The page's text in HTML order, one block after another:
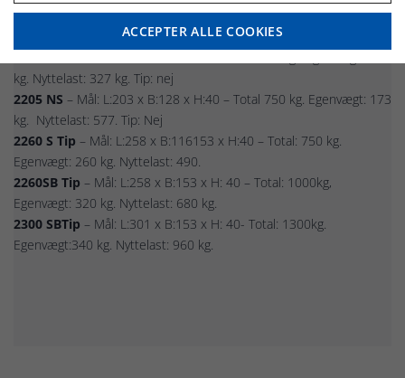
2205s– mål: L:203 x B:128 x H:40- Total: 750 kg.Egenvægt:173 kg.
Nyttelast: 577 kg. Tip: Nej
kg. Nyttelast: 327 kg. Tip: nej
2205 NS – Mål: L:203 x B:128 x H:40 – Total 750 kg. Egenvægt: 173
kg. Nyttelast: 577. Tip: Nej
2260 S Tip – Mål: L:258 x B:116153 x H:40 – Total: 750 kg.
Egenvægt: 260 kg. Nyttelast: 490.
2260SB Tip – Mål: L:258 x B:153 x H: 40 – Total: 1000kg,
Egenvægt: 320 kg. Nyttelast: 680 kg.
2300 SBTip – Mål: L:301 x B:153 x H: 40- Total: 1300kg.
Egenvægt:340 kg. Nyttelast: 960 kg.
ACCEPTER ALLE COOKIES